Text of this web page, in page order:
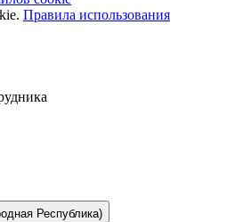
Правила использования
Республика)